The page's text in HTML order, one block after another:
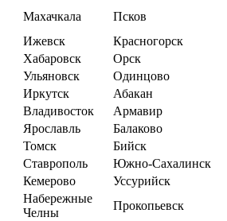
Махачкала
Псков
Ижевск
Красногорск
Хабаровск
Орск
Ульяновск
Одинцово
Иркутск
Абакан
Владивосток
Армавир
Ярославль
Балаково
Томск
Бийск
Ставрополь
Южно-Сахалинск
Кемерово
Уссурийск
Набережные
Челны
Прокопьевск